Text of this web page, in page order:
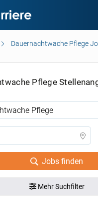
Dauernachtwache Pflege
Pflege
Jobs finden
Mehr Suchfilter